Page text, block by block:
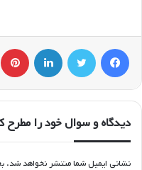
فیسبوک توییتر لینکداین
دیدگاه و سوال خود را مطرح
نشانی ایمیل شما منتشر نخواهد شد.